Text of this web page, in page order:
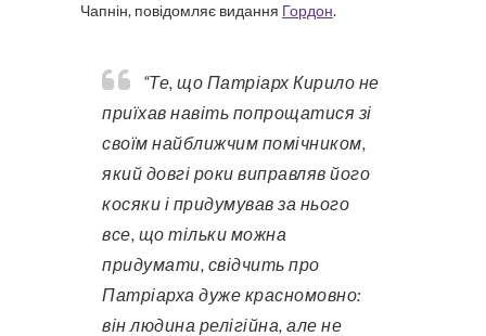
Чапнін, повідомляє видання Гордон.
“Те, що Патріарх Кирило не
приїхав навіть попрощатися зі
своїм найближчим помічником,
який довгі роки виправляв його
косяки і придумував за нього
все, що тільки можна
придумати, свідчить про
Патріарха дуже красномовно:
він людина релігійна, але не